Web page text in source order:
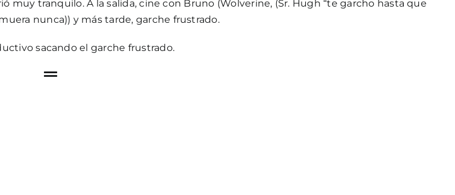
muy tranquilo. A la salida, cine con Bruno (Wolverine, (Sr. Hugh “te garcho hasta que
nunca)) y más tarde, garche frustrado.
sacando el garche frustrado.